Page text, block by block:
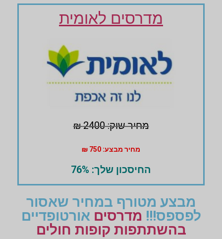
מדרסים לאומית
מחיר שוק: 2400 ₪
מחיר מבצע: 750 ₪
החיסכון שלך: 76%
מבצע מטורף במחיר שאסור
לפספס!!! מדרסים אורטופדיים
בהשתתפות קופות חולים